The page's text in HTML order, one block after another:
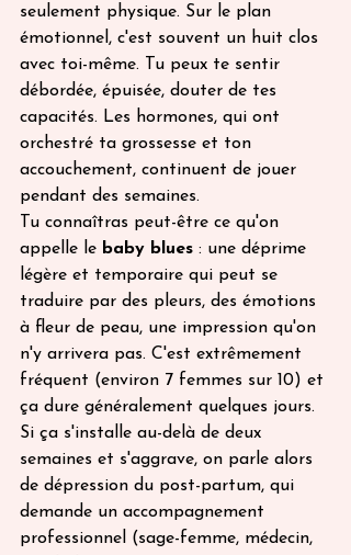
seulement physique. Sur le plan
émotionnel, c'est souvent un huit clos
avec toi-même. Tu peux te sentir
débordée, épuisée, douter de tes
capacités. Les hormones, qui ont
orchestré ta grossesse et ton
accouchement, continuent de jouer
pendant des semaines.
Tu connaîtras peut-être ce qu'on
appelle le baby blues : une déprime
légère et temporaire qui peut se
traduire par des pleurs, des émotions
à fleur de peau, une impression qu'on
n'y arrivera pas. C'est extrêmement
fréquent (environ 7 femmes sur 10) et
ça dure généralement quelques jours.
Si ça s'installe au-delà de deux
semaines et s'aggrave, on parle alors
de dépression du post-partum, qui
demande un accompagnement
professionnel (sage-femme, médecin,